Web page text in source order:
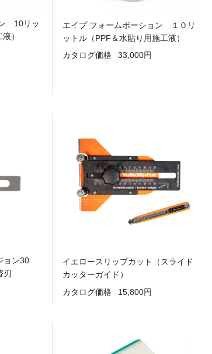
10リッ
）
エイプ フォームポーション １０リ
ットル（PPF＆水貼り用施工液）
カタログ価格
33,000円
ョン30
刃
イエロースリップカット（スライド
カッターガイド）
カタログ価格
15,800円